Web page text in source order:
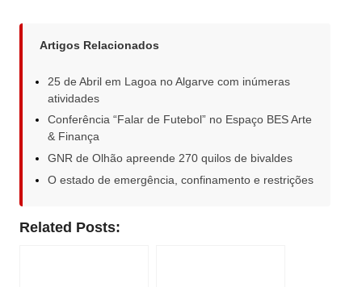
Artigos Relacionados
25 de Abril em Lagoa no Algarve com inúmeras
atividades
Conferência “Falar de Futebol” no Espaço BES Arte
& Finança
GNR de Olhão apreende 270 quilos de bivaldes
O estado de emergência, confinamento e restrições
Related Posts: